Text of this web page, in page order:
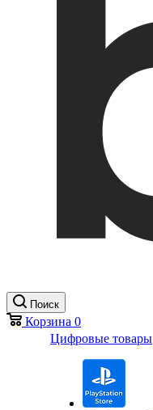
Поиск
Корзина 0
Цифровые товары